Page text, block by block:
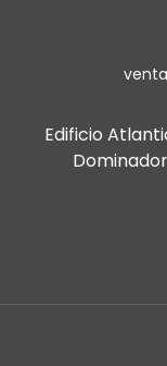
Edificio